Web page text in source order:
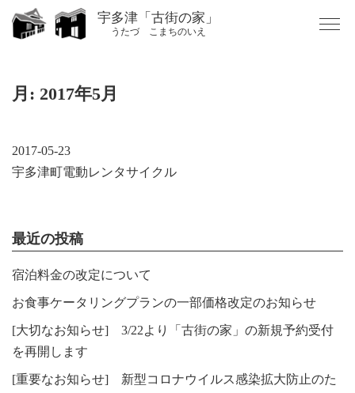
Skip
宇多津「古街の家」
うたづ こまちのいえ
月: 2017年5月
2017-05-23
宇多津町電動レンタサイクル
最近の投稿
宿泊料金の改定について
お食事ケータリングプランの一部価格改定のお知らせ
[大切なお知らせ] 3/22より「古街の家」の新規予約受付
を再開します
[重要なお知らせ] 新型コロナウイルス感染拡大防止のた